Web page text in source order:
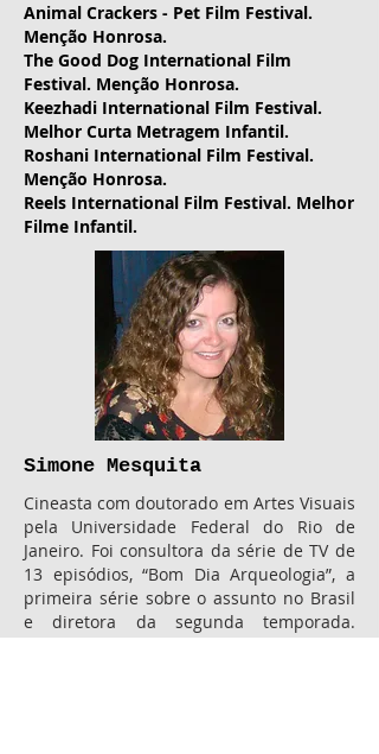
Animal Crackers - Pet Film Festival.
Menção Honrosa.
The Good Dog International Film
Festival. Menção Honrosa.
Keezhadi International Film Festival.
Melhor Curta Metragem Infantil.
​Roshani International Film Festival.
Menção Honrosa.
Reels International Film Festival. Melhor
Filme Infantil.
Simone Mesquita
Cineasta com doutorado em Artes Visuais
pela Universidade Federal do Rio de
Janeiro. Foi consultora da série de TV de
13 episódios, “Bom Dia Arqueologia”, a
primeira série sobre o assunto no Brasil
e diretora da segunda temporada.
Formou-se no Mestrado em Criação